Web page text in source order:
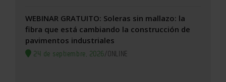
WEBINAR GRATUITO: Soleras sin mallazo: la
fibra que está cambiando la construcción de
pavimentos industriales
24 de septiembre, 2026/ONLINE